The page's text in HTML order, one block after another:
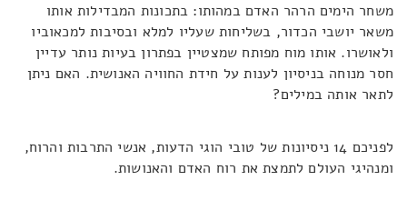
משחר הימים הרהר האדם במהותו: בתכונות המבדילות אותו
משאר יושבי הכדור, בשליחות שעליו למלא ובסיבות למכאוביו
ולאושרו. אותו מוח מפותח שמצטיין בפתרון בעיות נותר עדיין
חסר מנוחה בניסיון לענות על חידת החוויה האנושית. האם ניתן
לתאר אותה במילים?
לפניכם 14 ניסיונות של טובי הוגי הדעות, אנשי התרבות והרוח,
ומנהיגי העולם לתמצת את רוח האדם והאנושות.